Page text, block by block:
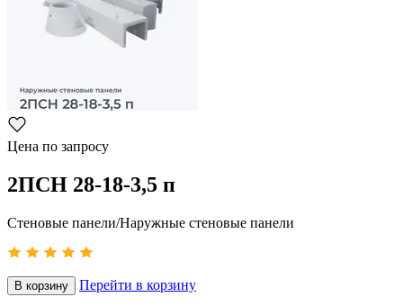
Цена по запросу
2ПСН 28-18-3,5 п
Стеновые панели/Наружные стеновые панели
В корзину Перейти в корзину